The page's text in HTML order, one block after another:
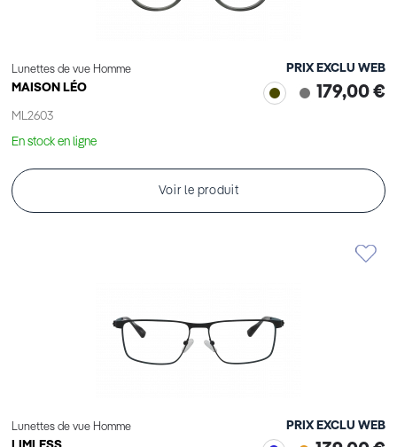
Lunettes de vue Homme
MAISON LÉO
ML2603
PRIX EXCLU WEB
179,00 €
En stock en ligne
Voir le produit
Lunettes de vue Homme PRIX EXCLU WEB